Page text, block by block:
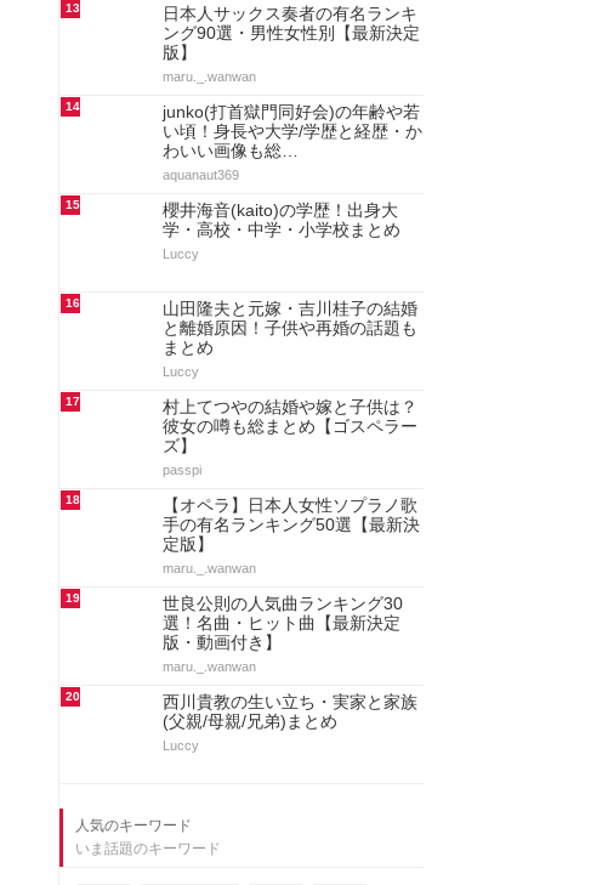
13
日本人サックス奏者の有名ランキ
ング90選・男性女性別【最新決定
版】
maru._.wanwan
14
junko(打首獄門同好会)の年齢や若
い頃！身長や大学/学歴と経歴・か
わいい画像も総…
aquanaut369
15
櫻井海音(kaito)の学歴！出身大
学・高校・中学・小学校まとめ
Luccy
16
山田隆夫と元嫁・吉川桂子の結婚
と離婚原因！子供や再婚の話題も
まとめ
Luccy
17
村上てつやの結婚や嫁と子供は？
彼女の噂も総まとめ【ゴスペラー
ズ】
passpi
18
【オペラ】日本人女性ソプラノ歌
手の有名ランキング50選【最新決
定版】
maru._.wanwan
19
世良公則の人気曲ランキング30
選！名曲・ヒット曲【最新決定
版・動画付き】
maru._.wanwan
20
西川貴教の生い立ち・実家と家族
(父親/母親/兄弟)まとめ
Luccy
人気のキーワード
いま話題のキーワード